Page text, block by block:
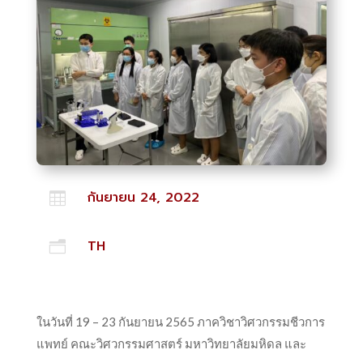
 กันยายน 24, 2022
n TH
ในวันที่ 19 – 23 กันยายน 2565 ภาควิชาวิศวกรรมชีวการ
แพทย์ คณะวิศวกรรมศาสตร์ มหาวิทยาลัยมหิดล และ